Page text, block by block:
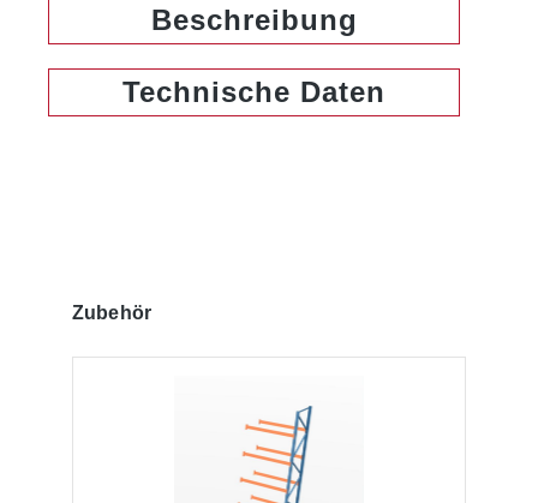
Beschreibung
Technische Daten
Produktgalerie überspringen
Zubehör